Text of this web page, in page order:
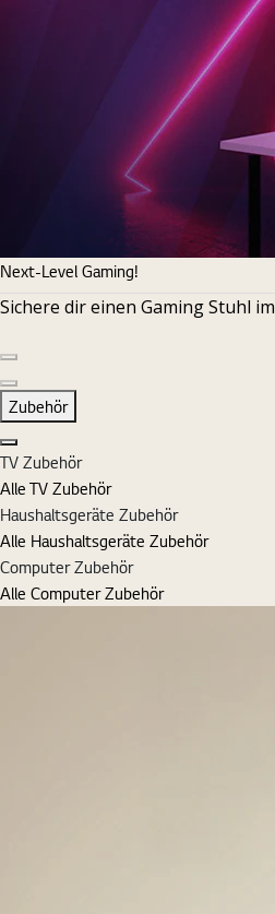
Next-Level Gaming!
Sichere dir einen Gaming Stuhl
Nächste Folie
Zubehör
Schließen
TV Zubehör
Alle TV Zubehör
Haushaltsgeräte Zubehör
Alle Haushaltsgeräte Zubehör
Computer Zubehör
Alle Computer Zubehör